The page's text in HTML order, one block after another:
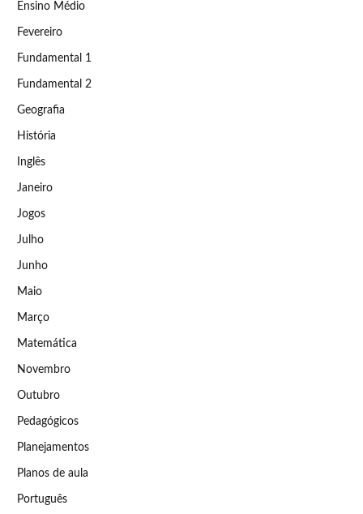
Ensino Médio
Fevereiro
Fundamental 1
Fundamental 2
Geografia
História
Inglês
Janeiro
Jogos
Julho
Junho
Maio
Março
Matemática
Novembro
Outubro
Pedagógicos
Planejamentos
Planos de aula
Português